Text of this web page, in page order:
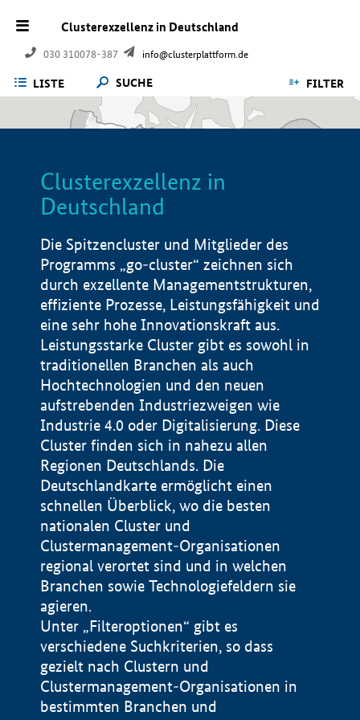
Clusterexzellenz in Deutschland
030 310078-387 info@clusterplattform.de
LISTE SUCHE FILTER
Clusterexzellenz in
Deutschland
Die Spitzencluster und Mitglieder des
Programms „go-cluster“ zeichnen sich
durch exzellente Managementstrukturen,
effiziente Prozesse, Leistungsfähigkeit und
eine sehr hohe Innovationskraft aus.
Leistungsstarke Cluster gibt es sowohl in
traditionellen Branchen als auch
Hochtechnologien und den neuen
aufstrebenden Industriezweigen wie
Industrie 4.0 oder Digitalisierung. Diese
Cluster finden sich in nahezu allen
Regionen Deutschlands. Die
Deutschlandkarte ermöglicht einen
schnellen Überblick, wo die besten
nationalen Cluster und
Clustermanagement-Organisationen
regional verortet sind und in welchen
Branchen sowie Technologiefeldern sie
agieren.
Unter „Filteroptionen“ gibt es
verschiedene Suchkriterien, so dass
gezielt nach Clustern und
Clustermanagement-Organisationen in
bestimmten Branchen und
Impressum
Datenschutzerklärung
BMWE, 2026 ©
100 km © Geobasis-DE / BKG 2015